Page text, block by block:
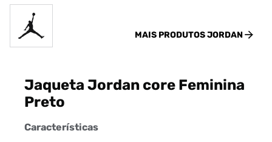
MAIS PRODUTOSJORDAN
Jaqueta Jordan core Feminina
Preto
Características